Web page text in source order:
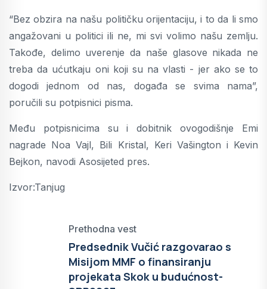
“Bez obzira na našu političku orijentaciju, i to da li smo
angažovani u politici ili ne, mi svi volimo našu zemlju.
Takođe, delimo uverenje da naše glasove nikada ne
treba da ućutkaju oni koji su na vlasti - jer ako se to
dogodi jednom od nas, događa se svima nama”,
poručili su potpisnici pisma.
Među potpisnicima su i dobitnik ovogodišnje Emi
nagrade Noa Vajl, Bili Kristal, Keri Vašington i Kevin
Bejkon, navodi Asosijeted pres.
Izvor:Tanjug
Prethodna vest
Predsednik Vučić razgovarao s
Misijom MMF o finansiranju
projekata Skok u budućnost-